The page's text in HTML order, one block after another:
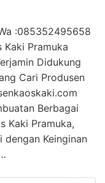
:085352495658
Pramuka
Didukung
Cari Produsen
Berbagai
Kaki Pramuka,
dengan Keinginan